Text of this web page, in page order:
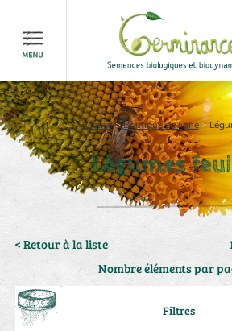
Accueil>Boutique en ligne>
Légumes
< Retour à la liste
Nombre éléments par
Filtres